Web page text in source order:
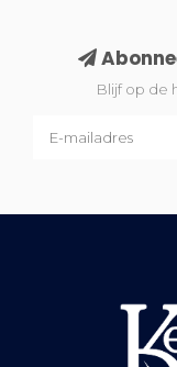
Blijf op de